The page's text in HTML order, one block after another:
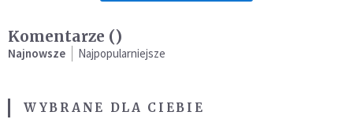
Komentarze ()
Najnowsze Najpopularniejsze
WYBRANE DLA CIEBIE